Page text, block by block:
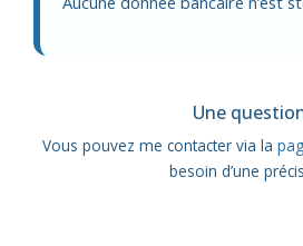
Une
Vous pouvez me contacter via la
besoin d’une